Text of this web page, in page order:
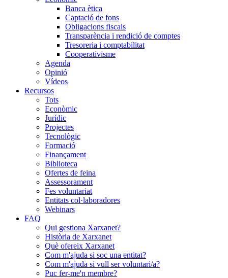
Banca ètica
Captació de fons
Obligacions fiscals
Transparència i rendició de comptes
Tresoreria i comptabilitat
Cooperativisme
Agenda
Opinió
Vídeos
Recursos
Tots
Econòmic
Jurídic
Projectes
Tecnològic
Formació
Finançament
Biblioteca
Ofertes de feina
Assessorament
Fes voluntariat
Entitats col·laboradores
Webinars
FAQ
Qui gestiona Xarxanet?
Història de Xarxanet
Què ofereix Xarxanet
Com m'ajuda si soc una entitat?
Com m'ajuda si vull ser voluntari/a?
Puc fer-me'n membre?